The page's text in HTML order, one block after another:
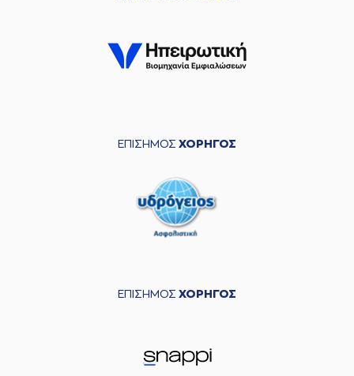
ΕΠΙΣΗΜΟΣ ΧΟΡΗΓΟΣ
ΕΠΙΣΗΜΟΣ ΧΟΡΗΓΟΣ